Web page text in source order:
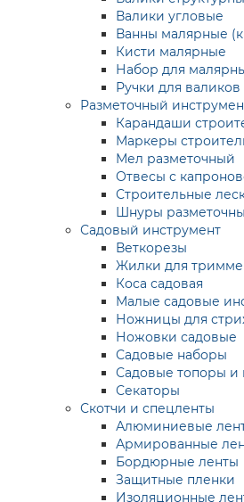
Валики угловые
Ванны малярные
Кисти малярные
Набор для
Ручки для валиков
Разметочный
Карандаши
Маркеры
Мел разметочный
Отвесы с
Строительные
Шнуры
Садовый инструмент
Веткорезы
Жилки для
Коса садовая
Малые садовые
Ножницы для
Ножовки садовые
Садовые наборы
Садовые топоры и
Секаторы
Скотчи и спецленты
Алюминиевые
Армированные
Бордюрные ленты
Защитные пленки
Изоляционные